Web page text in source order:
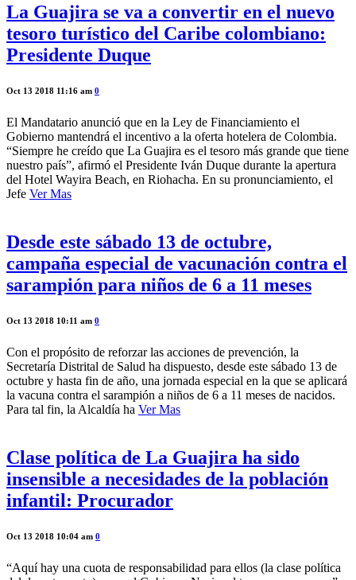
La Guajira se va a convertir en el nuevo
tesoro turístico del Caribe colombiano:
Presidente Duque
Oct 13 2018 11:16 am 0
El Mandatario anunció que en la Ley de Financiamiento el
Gobierno mantendrá el incentivo a la oferta hotelera de Colombia.
“Siempre he creído que La Guajira es el tesoro más grande que tiene
nuestro país”, afirmó el Presidente Iván Duque durante la apertura
del Hotel Wayira Beach, en Riohacha. En su pronunciamiento, el
Jefe Ver Mas
Desde este sábado 13 de octubre,
campaña especial de vacunación contra el
sarampión para niños de 6 a 11 meses
Oct 13 2018 10:11 am 0
Con el propósito de reforzar las acciones de prevención, la
Secretaría Distrital de Salud ha dispuesto, desde este sábado 13 de
octubre y hasta fin de año, una jornada especial en la que se aplicará
la vacuna contra el sarampión a niños de 6 a 11 meses de nacidos.
Para tal fin, la Alcaldía ha Ver Mas
Clase política de La Guajira ha sido
insensible a necesidades de la población
infantil: Procurador
Oct 13 2018 10:04 am 0
“Aquí hay una cuota de responsabilidad para ellos (la clase política